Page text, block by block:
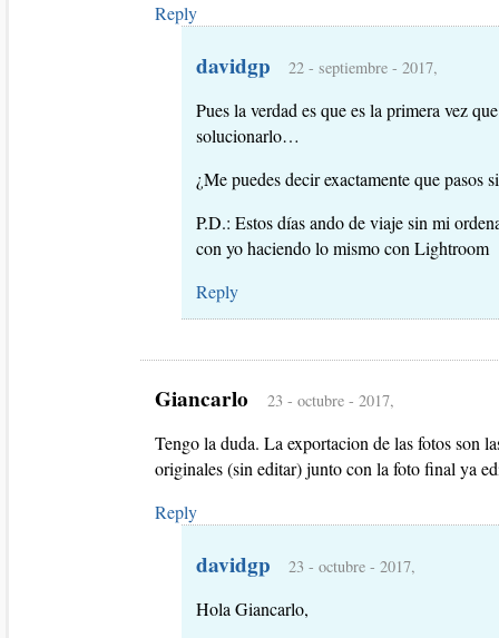
Reply
davidgp 22 - septiembre - 2017,
Pues la verdad es que es la primera vez
solucionarlo…
¿Me puedes decir exactamente que pasos
P.D.: Estos días ando de viaje sin mi
con yo haciendo lo mismo con Lightroom
Reply
Giancarlo 23 - octubre - 2017,
Tengo la duda. La exportacion de las fotos son
originales (sin editar) junto con la foto final ya
Reply
davidgp 23 - octubre - 2017,
Hola Giancarlo,